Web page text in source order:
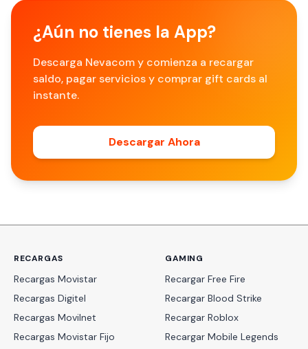
¿Aún no tienes la App?
Descarga Nevacom y comienza a recargar
saldo, pagar servicios y comprar gift cards al
instante.
Descargar Ahora
RECARGAS
Recargas Movistar
Recargas Digitel
Recargas Movilnet
Recargas Movistar Fijo
GAMING
Recargar Free Fire
Recargar Blood Strike
Recargar Roblox
Recargar Mobile Legends